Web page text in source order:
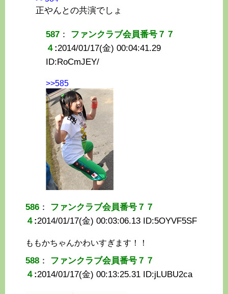
正やんとの共演でしょ
587 ： ファンクラブ会員番号７７
４ :2014/01/17(金) 00:04:41.29
ID:RoCmJEY/
>>585
586 ： ファンクラブ会員番号７７
４ :2014/01/17(金) 00:03:06.13 ID:5OYVF5SF
ももかちゃんかわいすぎます！！
588 ： ファンクラブ会員番号７７
４ :2014/01/17(金) 00:13:25.31 ID:jLUBU2ca